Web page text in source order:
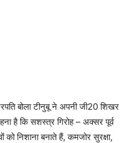
बोला टीनुबू ने अपनी जी20 शिखर
है कि सशस्त्र गिरोह – अक्सर पूर्व
को निशाना बनाते हैं, कमजोर सुरक्षा,